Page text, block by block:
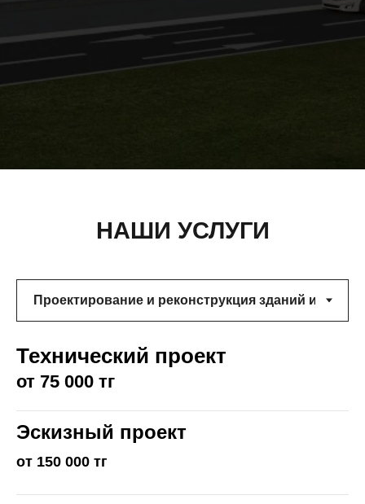
НАШИ УСЛУГИ
Технический проект
от 75 000 тг
Эскизный проект
от 150 000 тг